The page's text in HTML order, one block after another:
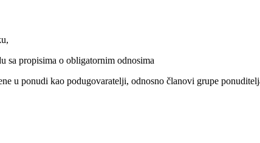
sa propisima o obligatornim odnosima
u ponudi kao podugovaratelji, odnosno članovi grupe